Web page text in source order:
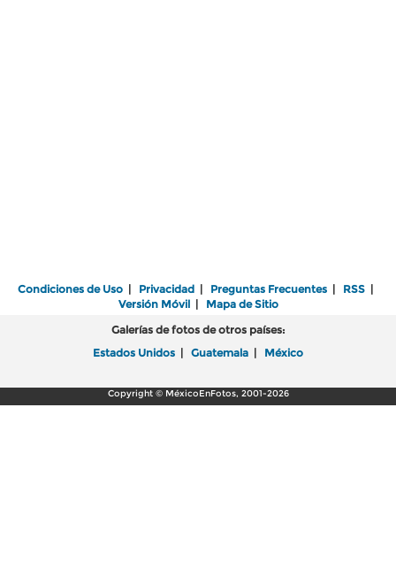
Condiciones de Uso | Privacidad | Preguntas Frecuentes | RSS |
Versión Móvil| Mapa de Sitio
Galerías de fotos de otros países:
Estados Unidos | Guatemala | México
Copyright © MéxicoEnFotos, 2001-2026